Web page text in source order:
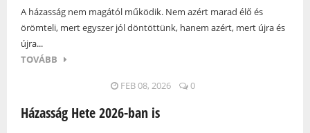
A házasság nem magától működik. Nem azért marad élő és
örömteli, mert egyszer jól döntöttünk, hanem azért, mert újra és
újra...
TOVÁBB
FEB 08, 2026 0
Házasság Hete 2026-ban is